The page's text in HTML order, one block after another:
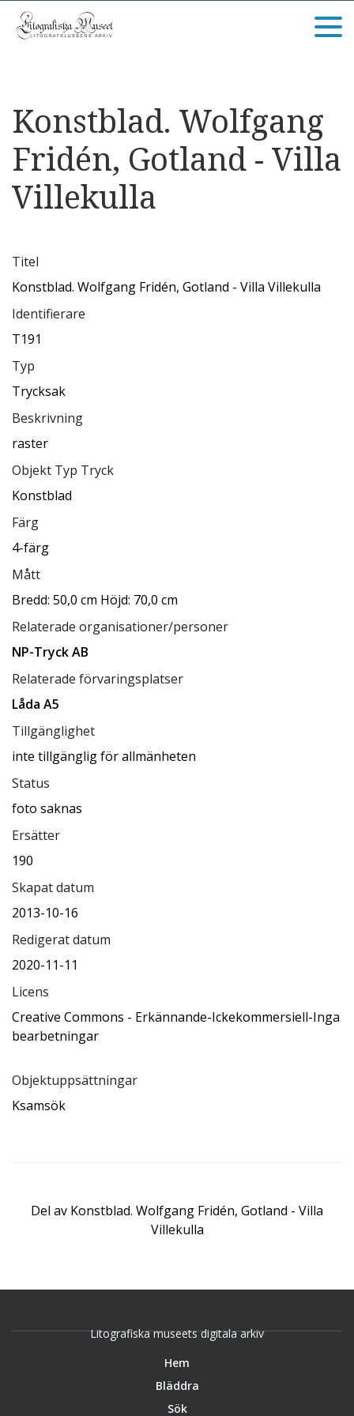
Konstblad. Wolfgang
Fridén, Gotland - Villa
Villekulla
Titel
Konstblad. Wolfgang Fridén, Gotland - Villa Villekulla
Identifierare
T191
Typ
Trycksak
Beskrivning
raster
Objekt Typ Tryck
Konstblad
Färg
4-färg
Mått
Bredd: 50,0 cm Höjd: 70,0 cm
Relaterade organisationer/personer
NP-Tryck AB
Relaterade förvaringsplatser
Låda A5
Tillgänglighet
inte tillgänglig för allmänheten
Status
foto saknas
Ersätter
190
Skapat datum
2013-10-16
Redigerat datum
2020-11-11
Licens
Creative Commons - Erkännande-Ickekommersiell-Inga
bearbetningar
Objektuppsättningar
Ksamsök
Del av Konstblad. Wolfgang Fridén, Gotland - Villa
Villekulla
Litografiska museets digitala arkiv
Hem
Bläddra
Sök